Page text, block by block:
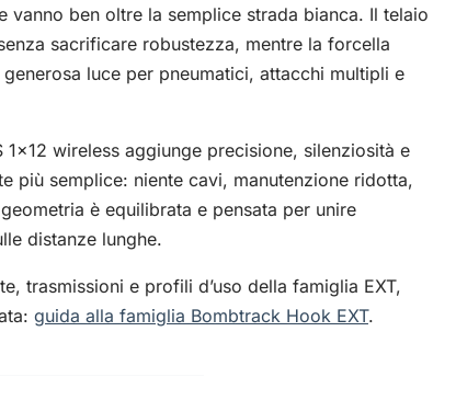
vanno ben oltre la semplice strada bianca. Il telaio
sacrificare robustezza, mentre la forcella
luce per pneumatici, attacchi multipli e
1×12 wireless aggiunge precisione, silenziosità e
più semplice: niente cavi, manutenzione ridotta,
è equilibrata e pensata per unire
distanze lunghe.
trasmissioni e profili d’uso della famiglia EXT,
guida alla famiglia Bombtrack Hook EXT.